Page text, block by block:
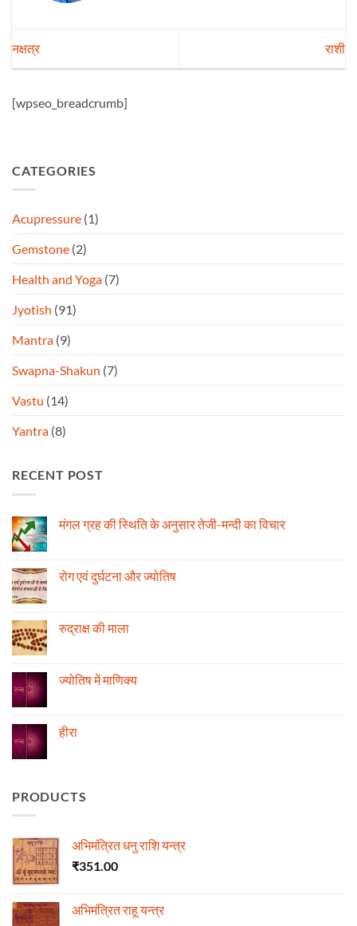
नक्षत्र राशी
[wpseo_breadcrumb]
CATEGORIES
Acupressure (1)
Gemstone (2)
Health and Yoga (7)
Jyotish (91)
Mantra (9)
Swapna-Shakun (7)
Vastu (14)
Yantra (8)
RECENT POST
मंगल ग्रह की स्थिति के अनुसार तेजी-मन्दी का विचार
मंगल
ग्रह
अनुसार
तेजी-
रोग एवं दुर्घटना और ज्योतिष
रोग
एवं
रुद्राक्ष की माला
रुद्राक्ष
की
ज्योतिष में माणिक्य
ज्योतिष
मेंहीरा
PRODUCTS
अभिमंत्रित धनु राशि यन्त्र
₹351.00
अभिमंत्रित राहू यन्त्र